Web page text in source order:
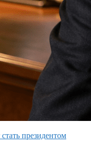
президентом